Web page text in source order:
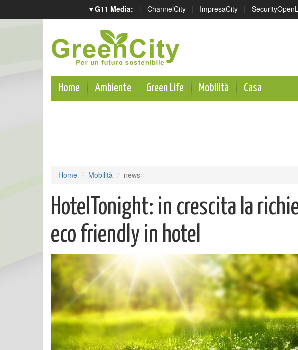
▾ G11 Media: | ChannelCity | ImpresaCity |
Home Ambiente Green Life Mobilità Casa
Home Mobilità news
HotelTonight: in crescita la
eco friendly in hotel